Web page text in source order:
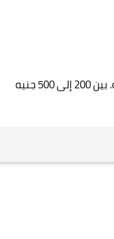
الشركات المعروفة (مثل A.S.Brand وغيرها) تبيع بأسعار أعلى قليلًا، لكنك تحصل على ضمان الجودة والفعالية. بين 200 إلى 500 جنيه